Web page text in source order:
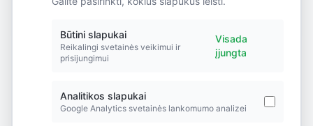
Būtini slapukai
Reikalingi svetainės veikimui ir
prisijungimui
Visada
įjungta
Analitikos slapukai
Google Analytics svetainės lankomumo analizei